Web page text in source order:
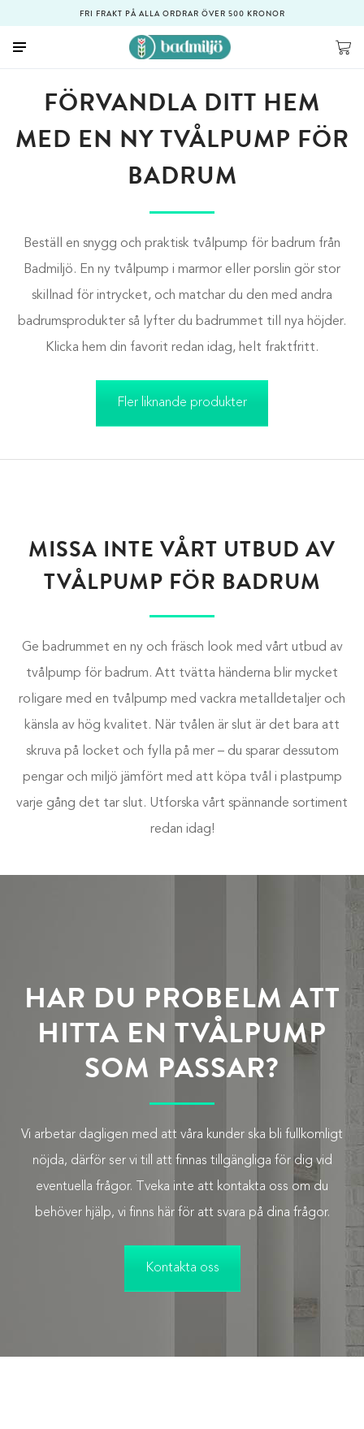
FRI FRAKT PÅ ALLA ORDRAR ÖVER 500 KRONOR
FÖRVANDLA DITT HEM
MED EN NY TVÅLPUMP FÖR
BADRUM
Beställ en snygg och praktisk tvålpump för badrum från
Badmiljö. En ny tvålpump i marmor eller porslin gör stor
skillnad för intrycket, och matchar du den med andra
badrumsprodukter så lyfter du badrummet till nya höjder.
Klicka hem din favorit redan idag, helt fraktfritt.
Fler liknande produkter
MISSA INTE VÅRT UTBUD AV
TVÅLPUMP FÖR BADRUM
Ge badrummet en ny och fräsch look med vårt utbud av
tvålpump för badrum. Att tvätta händerna blir mycket
roligare med en tvålpump med vackra metalldetaljer och
känsla av hög kvalitet. När tvålen är slut är det bara att
skruva på locket och fylla på mer – du sparar dessutom
pengar och miljö jämfört med att köpa tvål i plastpump
varje gång det tar slut. Utforska vårt spännande sortiment
redan idag!
HAR DU PROBELM ATT
HITTA EN TVÅLPUMP
SOM PASSAR?
Vi arbetar dagligen med att våra kunder ska bli fullkomligt
nöjda, därför ser vi till att finnas tillgängliga för dig vid
eventuella frågor. Tveka inte att kontakta oss om du
behöver hjälp, vi finns här för att svara på dina frågor.
Kontakta oss